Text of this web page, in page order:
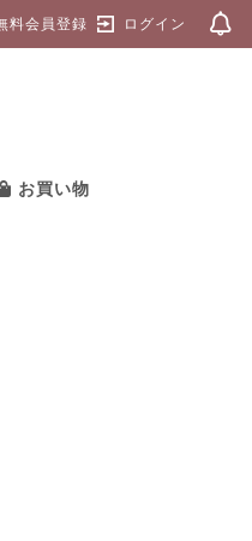
料会員登録 ログイン
お買い物